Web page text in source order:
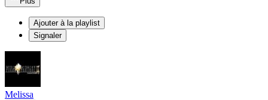
Ajouter à la playlist
Signaler
Melissa